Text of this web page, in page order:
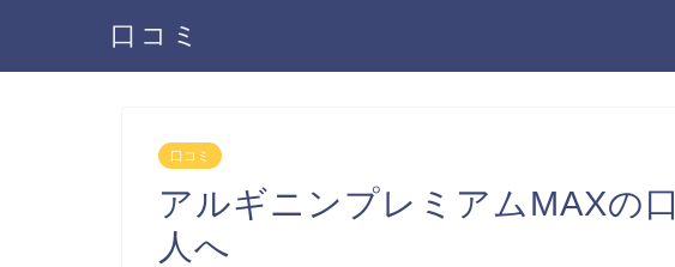
口コミ
口コミ
アルギニンプレミアムMAXの
人へ